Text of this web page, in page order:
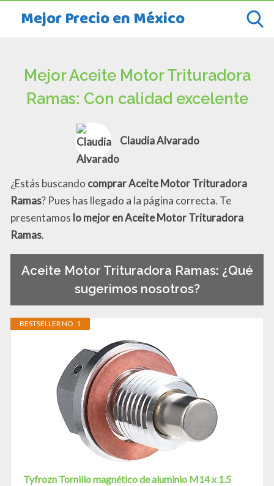
Mejor Precio en México
Mejor Aceite Motor Trituradora
Ramas: Con calidad excelente
Claudia Alvarado
¿Estás buscando comprar Aceite Motor Trituradora
Ramas? Pues has llegado a la página correcta. Te
presentamos lo mejor en Aceite Motor Trituradora
Ramas.
Aceite Motor Trituradora Ramas: ¿Qué
sugerimos nosotros?
BESTSELLER NO. 1
Tyfrozn Tornillo magnético de aluminio M14 x 1.5